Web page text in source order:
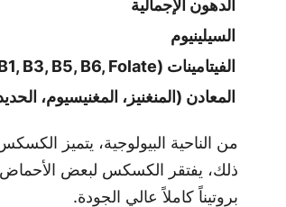
الدهون الإجمالية
السيلينيوم
الفيتامينات (B1, B3, B5, B6, Folate)
المعادن (المنغنيز، المغنيسيوم،
من الناحية البيولوجية، يتميز
ذلك، يفتقر الكسكس لبعض الأحماض
بروتيناً كاملاً عالي الجودة.